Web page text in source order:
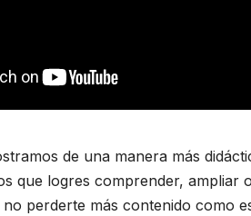
de una manera más
que logres comprender, ampliar
perderte más contenido como